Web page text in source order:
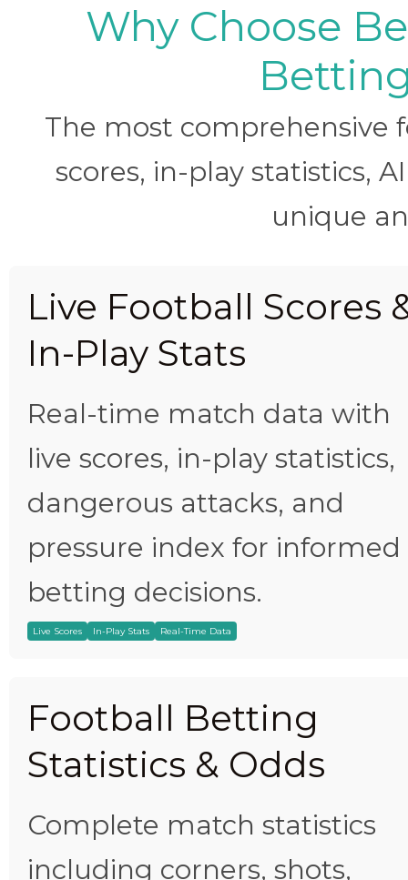
Why Choose
The most
scores, in-play statistics,
unique
Live Football Scores
In-Play Stats
Real-time match data with
live scores, in-play statistics,
dangerous attacks, and
pressure index for informed
betting decisions.
Live Scores In-Play Stats Real-Time Data
Football Betting
Statistics & Odds
Complete match statistics
including corners, shots,